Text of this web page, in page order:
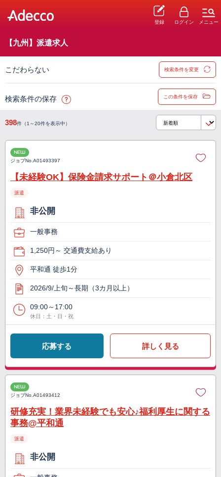
登録 ログイン メニュー
【九州】派遣求人
こだわらない 検索条件を変更
検索条件の保存 この条件を保存
398件（1～20件を表示中）
NEW
ジョブNo.A01493397
【未経験OK】保険金請求サポート＠小倉北区
派遣
非公開
一般事務
1,250円～ 交通費支給あり
平和通 徒歩1分
2026/9/上旬～長期（3カ月以上）
09:00～17:00
休日：土・日・祝
応募する 詳しく見る
NEW
ジョブNo.A01493412
研修充実！業界未経験でも安心♪福利厚生に関する
事務@平和通
派遣
非公開